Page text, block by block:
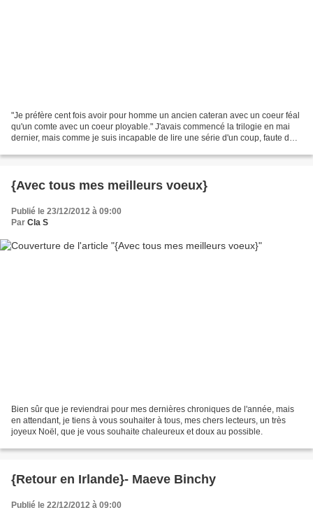
"Je préfère cent fois avoir pour homme un ancien cateran avec un coeur féal
qu'un comte avec un coeur ployable." J'avais commencé la trilogie en mai
dernier, mais comme je suis incapable de lire une série d'un coup, faute de
{Avec tous mes meilleurs voeux}
Publié le 23/12/2012 à 09:00
Par Cla S
Bien sûr que je reviendrai pour mes dernières chroniques de l'année, mais
en attendant, je tiens à vous souhaiter à tous, mes chers lecteurs, un très
joyeux Noël, que je vous souhaite chaleureux et doux au possible.
{Retour en Irlande}- Maeve Binchy
Publié le 22/12/2012 à 09:00